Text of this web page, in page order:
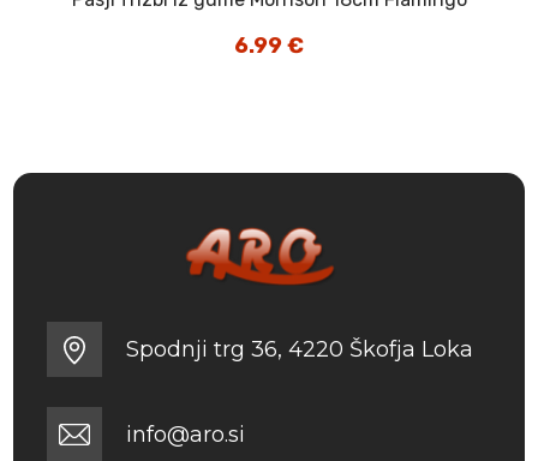
6.99€
Spodnji trg 36, 4220 Škofja Loka
info@aro.si